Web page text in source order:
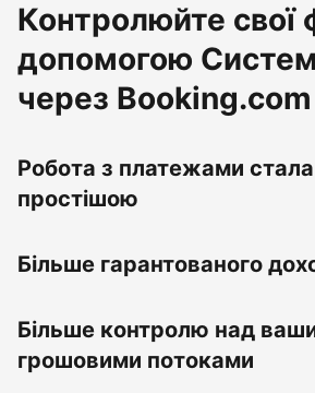
Контролюйте свої
допомогою
через Booking.com
Робота з платежами стала
простішою
Більше гарантованого
Більше контролю над
грошовими потоками